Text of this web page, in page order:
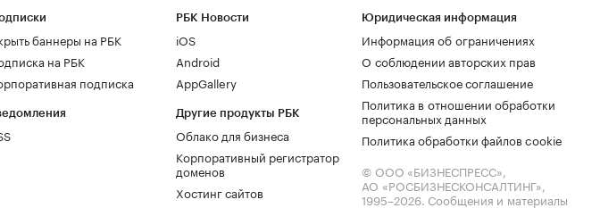
баннеры на РБК
на РБК
подписка
РБК Новости
iOS
Android
AppGallery
Другие продукты РБК
Облако для бизнеса
Корпоративный регистратор
доменов
Хостинг сайтов
Юридическая информация
Информация об ограничениях
О соблюдении авторских прав
Пользовательское соглашение
Политика в отношении обработки
персональных данных
Политика обработки файлов cookie
© ООО «БИЗНЕСПРЕСС»,
АО «РОСБИЗНЕСКОНСАЛТИНГ»,
1995–2026. Сообщения и материалы